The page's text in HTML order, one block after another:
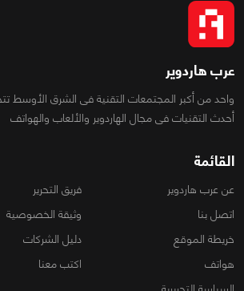
عرب هاردوير
واحد من أكبر المجتمعات التقنية فى الشرق الأوسط
أحدث التقنيات فى مجال الهاردوير والألعاب والهواتف
القائمة
عن عرب هاردوير
فريق التحرير
اتصل بنا
وثيقة الخصوصية
خريطة الموقع
دليل الشركات
هواتف
اكتب معنا